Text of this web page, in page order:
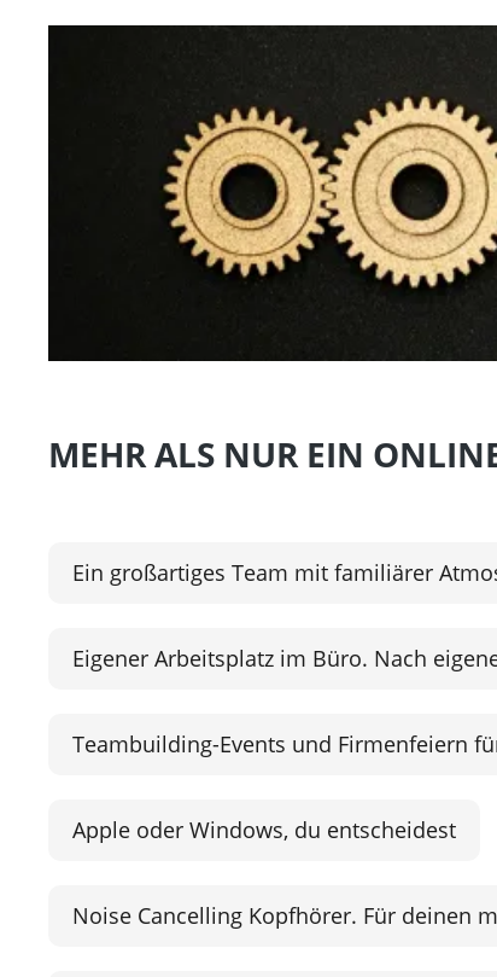
MEHR ALS NUR EIN
Ein großartiges Team mit familiärer
Eigener Arbeitsplatz im Büro. Nach
Teambuilding-Events und Firmenfeiern
Apple oder Windows, du entscheidest
Noise Cancelling Kopfhörer. Für deinen